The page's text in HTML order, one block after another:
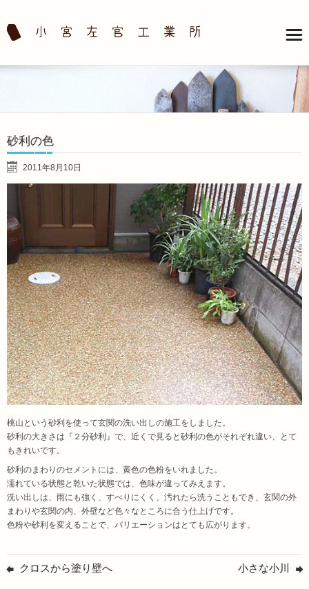
砂利の色
2011年8月10日
桃山という砂利を使って玄関の洗い出しの施工をしました。
砂利の大きさは『２分砂利』で、近くで見ると砂利の色がそれぞれ違い、とて
もきれいです。
砂利のまわりのセメントには、黄色の色粉をいれました。
濡れている状態と乾いた状態では、色味が違ってみえます。
洗い出しは、雨にも強く、すべりにくく、汚れたら洗うこともでき、玄関の外
まわりや玄関の内、外壁など色々なところに合う仕上げです。
色粉や砂利を変えることで、バリエーションはとても広がります。
クロスから塗り壁へ 小さな小川